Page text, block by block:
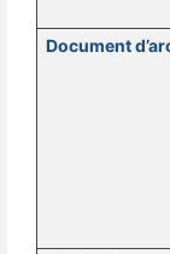
Document